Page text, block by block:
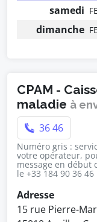
samedi
dimanche
CPAM -
maladie à
36 46
Numéro gris :
votre opérateur,
message en début
le +33 184 90 36 46
Adresse
15 rue Pierre-